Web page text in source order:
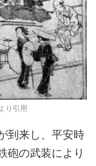
り引用
到来し、平安時
砲の武装により